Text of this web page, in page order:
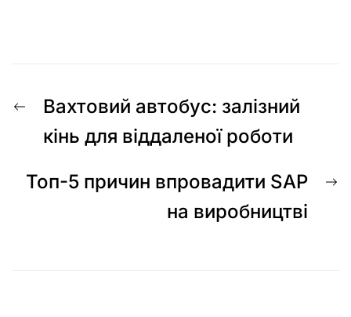
Навігація
записів
Попередній
запис:
Вахтовий автобус: залізний
кінь для віддаленої роботи
Топ-5 причин впровадити SAP
на виробництві